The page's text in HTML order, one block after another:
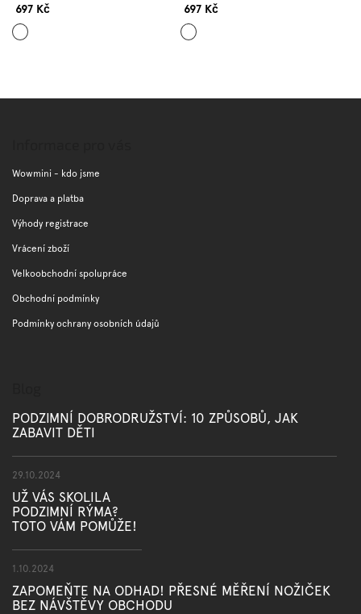
697 Kč
Tmavě
modrá
697 Kč
Červená
Wowmini - kdo jsme
Doprava a platba
Výhody registrace
Vrácení zboží
Velkoobchodní spolupráce
Obchodní podmínky
Podmínky ochrany osobních údajů
PODZIMNÍ DOBRODRUŽSTVÍ: 10 ZPŮSOBŮ, JAK
ZABAVIT DĚTI
29.10.2024
UŽ VÁS SKOLILA
PODZIMNÍ RÝMA?
TOTO VÁM POMŮŽE!
1.10.2024
ZAPOMEŇTE NA ODHAD! PŘESNÉ MĚŘENÍ NOŽIČEK
BEZ NÁVŠTĚVY OBCHODU